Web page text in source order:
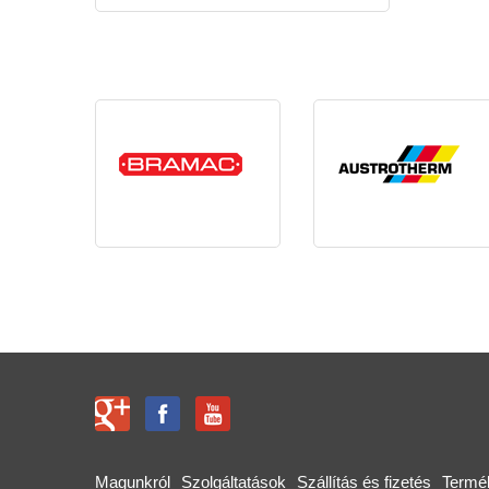
Magunkról Szolgáltatások Szállítás és fizetés